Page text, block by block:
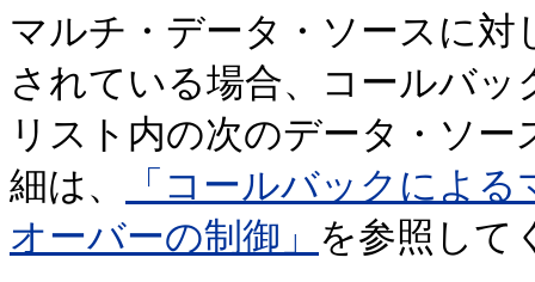
マルチ・データ・ソースに
されている場合、コールバ
リスト内の次のデータ・ソ
細は、
「コールバックによ
オーバーの制御」 を参照して